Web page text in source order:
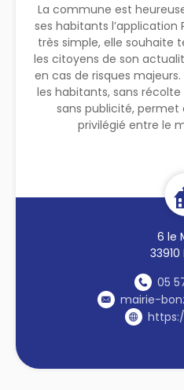
La commune est
ses habitants l’application
très simple, elle souhaite
les citoyens de son
en cas de risques
les habitants, sans
sans publicité, permet
privilégié entre le
6 le
05
mairie-